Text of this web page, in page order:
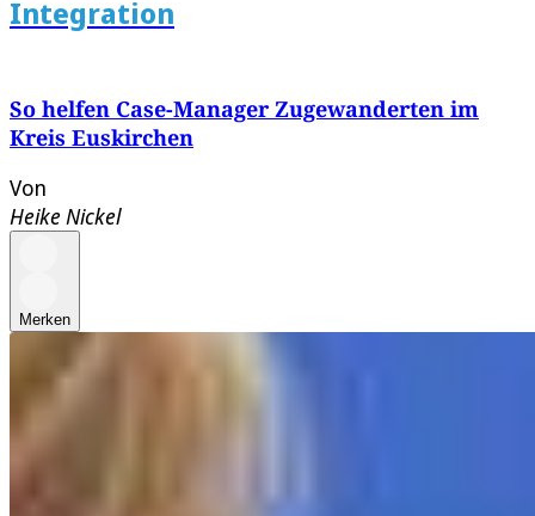
Integration
So helfen Case-Manager Zugewanderten im
Kreis Euskirchen
Von
Heike Nickel
Merken